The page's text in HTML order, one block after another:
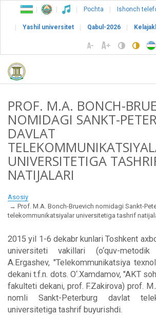
Pochta Ishonch
Yashil universitet Qabul-2026
PROF. M.A. BONCH-
NOMIDAGI SANKT-
DAVLAT
UNIVERSITETIGA
NATIJALARI
Asosiy
Prof. M.A. Bonch-Bruevich nomidagi Sankt-
telekommunikatsiyalar universitetiga tashrif
2015 yil 1-6 dekabr kunlari Toshkent
universiteti vakillari (o‘quv-metodik
A.Ergashev, "Telekommunikatsiya
dekani t.f.n. dots. O‘.Xamdamov, "AKT
fakulteti dekani, prof. F.Zakirova) prof.
nomli Sankt-Peterburg davlat
universitetiga tashrif buyurishdi.